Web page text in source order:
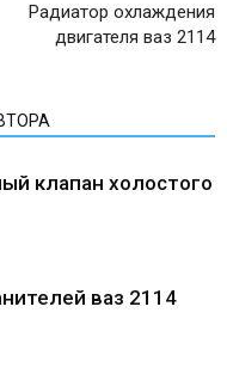
Радиатор охлаждения
двигателя ваз 2114
клапан холостого
ваз 2114